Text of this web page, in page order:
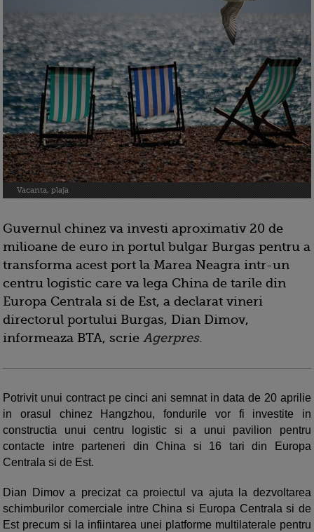
Vacanta, plaja
Guvernul chinez va investi aproximativ 20 de
milioane de euro in portul bulgar Burgas pentru a
transforma acest port la Marea Neagra intr-un
centru logistic care va lega China de tarile din
Europa Centrala si de Est, a declarat vineri
directorul portului Burgas, Dian Dimov,
informeaza BTA, scrie Agerpres.
Potrivit unui contract pe cinci ani semnat in data de 20 aprilie
in orasul chinez Hangzhou, fondurile vor fi investite in
constructia unui centru logistic si a unui pavilion pentru
contacte intre parteneri din China si 16 tari din Europa
Centrala si de Est.
Dian Dimov a precizat ca proiectul va ajuta la dezvoltarea
schimburilor comerciale intre China si Europa Centrala si de
Est precum si la infiintarea unei platforme multilaterale pentru